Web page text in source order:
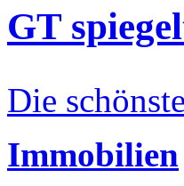
GT
Die
Immobilien